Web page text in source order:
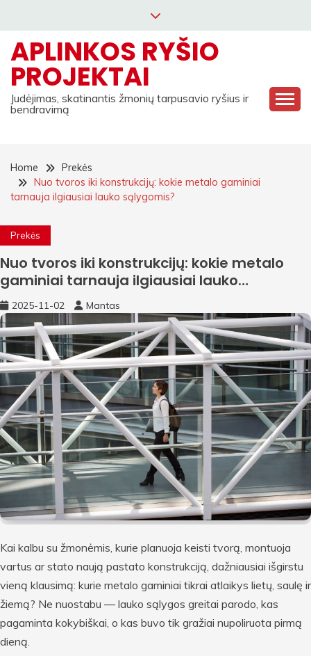
content
APLINKOS RYŠIO
PROJEKTAI
Judėjimas, skatinantis žmonių tarpusavio ryšius ir
bendravimą
Home
Prekės
Nuo tvoros iki konstrukcijų: kokie metalo gaminiai
tarnauja ilgiausiai lauko sąlygomis?
Prekės
Nuo tvoros iki konstrukcijų: kokie metalo
gaminiai tarnauja ilgiausiai lauko
sąlygomis?
2025-11-02 Mantas
Kai kalbu su žmonėmis, kurie planuoja keisti tvorą, montuoja
vartus ar stato naują pastato konstrukciją, dažniausiai išgirstu
vieną klausimą: kurie metalo gaminiai tikrai atlaikys lietų, saulę ir
žiemą? Ne nuostabu — lauko sąlygos greitai parodo, kas
pagaminta kokybiškai, o kas buvo tik gražiai nupoliruota pirmą
dieną.